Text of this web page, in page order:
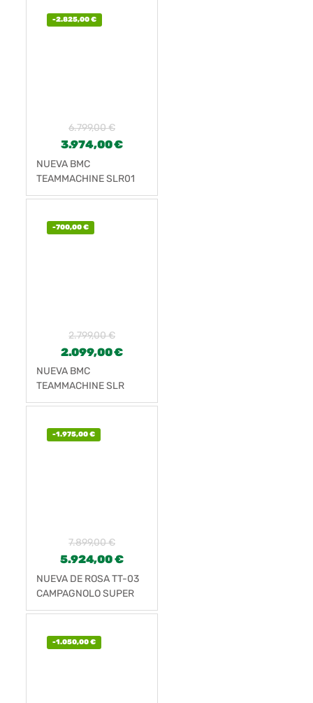
-2.825,00€
6.799,00€
3.974,00€
NUEVA BMC
TEAMMACHINE SLR01
FOUR
-700,00€
2.799,00€
2.099,00€
NUEVA BMC
TEAMMACHINE SLR
FOUR
-1.975,00€
7.899,00€
5.924,00€
NUEVA DE ROSA TT-03
CAMPAGNOLO SUPER
RECORD EPS
-1.050,00€